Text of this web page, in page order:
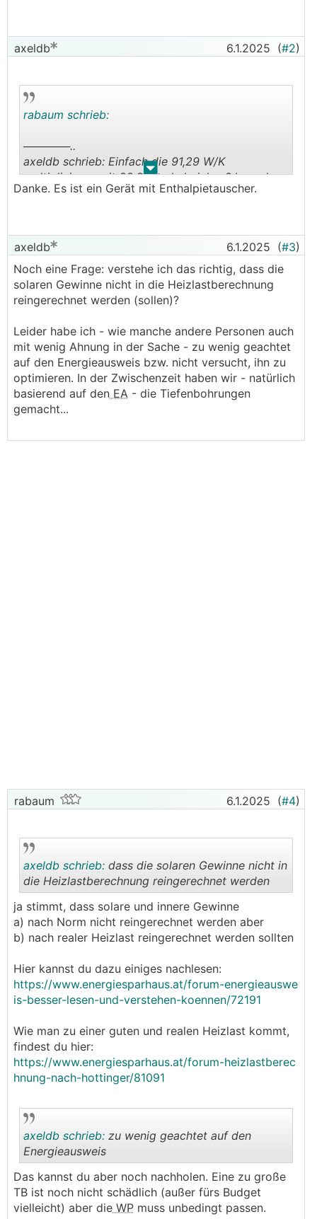
axeldb 6.1.2025 (#2)
. .
rabaum schrieb:
──────..
axeldb schrieb: Einfach die 91,29 W/K
multiplizieren mit 33,2K und abziehen? Irgend
einen Effizienzverlust von derKWLmuss ich
Genau, den ganzen Lüftungsverlust kannst du
nicht einsparen, du hast einen Wirkungsgrad des
Wärmetauschers. Nimm einfach 80% her, dann
bist du nicht so schlecht dabei. Es hängt
WT) oder Enthalpie ja/nein ab.
Danke. Es ist ein Gerät mit Enthalpietauscher.
axeldb 6.1.2025 (#3)
Noch eine Frage: verstehe ich das richtig, dass die
solaren Gewinne nicht in die Heizlastberechnung
reingerechnet werden (sollen)?
Leider habe ich - wie manche andere Personen auch
mit wenig Ahnung in der Sache - zu wenig geachtet
auf den Energieausweis bzw. nicht versucht, ihn zu
optimieren. In der Zwischenzeit haben wir - natürlich
basierend auf den EA - die Tiefenbohrungen
gemacht...
rabaum 6.1.2025 (#4)
..
axeldb schrieb: dass die solaren Gewinne nicht in
die Heizlastberechnung reingerechnet werden
ja stimmt, dass solare und innere Gewinne
a) nach Norm nicht reingerechnet werden aber
b) nach realer Heizlast reingerechnet werden sollten
Hier kannst du dazu einiges nachlesen:
https://www.energiesparhaus.at/forum-energieauswe
is-besser-lesen-und-verstehen-koennen/72191
Wie man zu einer guten und realen Heizlast kommt,
findest du hier:
https://www.energiesparhaus.at/forum-heizlastberec
hnung-nach-hottinger/81091
..
axeldb schrieb: zu wenig geachtet auf den
Energieausweis
Das kannst du aber noch nachholen. Eine zu große
TB ist noch nicht schädlich (außer fürs Budget
vielleicht) aber die WP muss unbedingt passen.